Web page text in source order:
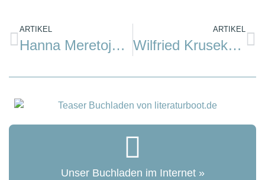
ARTIKEL
Hanna Meretoja: Die Nacht der alten Feuer
ARTIKEL
Wilfried Krusekopf: Segeln bei Nacht
Unser Buchladen im Internet »